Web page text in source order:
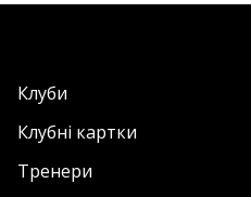
Клуби
Клубні картки
Тренери